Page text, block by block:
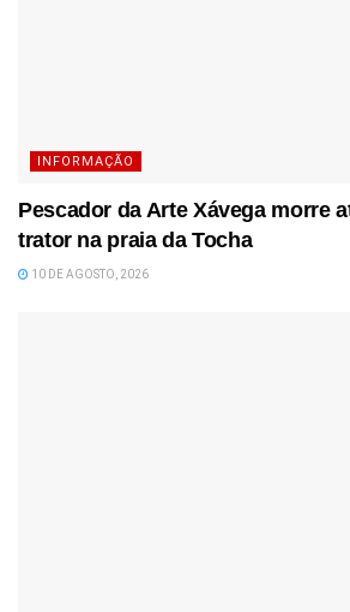
INFORMAÇÃO
Pescador da Arte Xávega morre
trator na praia da Tocha
10 DE AGOSTO, 2026